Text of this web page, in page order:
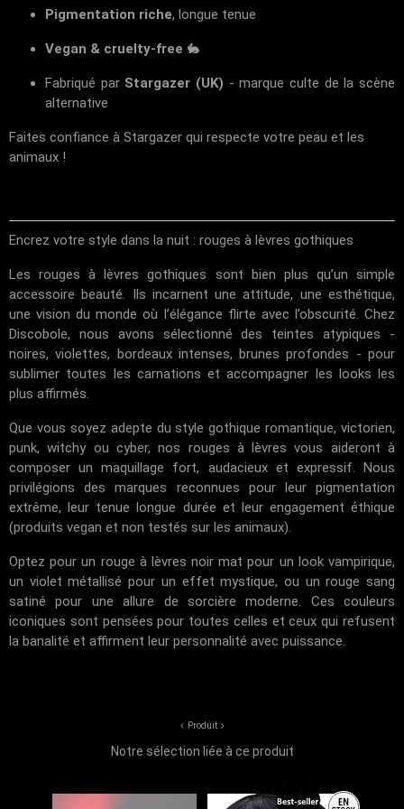
Pigmentation riche, longue tenue
Vegan & cruelty-free 🐇
Fabriqué par Stargazer (UK) - marque culte de la scène
alternative
Faites confiance à Stargazer qui respecte votre peau et les
animaux !
Encrez votre style dans la nuit : rouges à lèvres gothiques
Les rouges à lèvres gothiques sont bien plus qu’un simple
accessoire beauté. Ils incarnent une attitude, une esthétique,
une vision du monde où l’élégance flirte avec l’obscurité. Chez
Discobole, nous avons sélectionné des teintes atypiques -
noires, violettes, bordeaux intenses, brunes profondes - pour
sublimer toutes les carnations et accompagner les looks les
plus affirmés.
Que vous soyez adepte du style gothique romantique, victorien,
punk, witchy ou cyber, nos rouges à lèvres vous aideront à
composer un maquillage fort, audacieux et expressif. Nous
privilégions des marques reconnues pour leur pigmentation
extrême, leur tenue longue durée et leur engagement éthique
(produits vegan et non testés sur les animaux).
Optez pour un rouge à lèvres noir mat pour un look vampirique,
un violet métallisé pour un effet mystique, ou un rouge sang
satiné pour une allure de sorcière moderne. Ces couleurs
iconiques sont pensées pour toutes celles et ceux qui refusent
la banalité et affirment leur personnalité avec puissance.
Produit
Notre sélection liée à ce produit